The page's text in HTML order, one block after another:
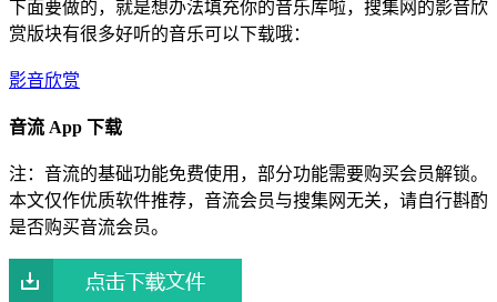
下面要做的，就是想办法填充你的音乐库啦，搜集网的影音欣
赏版块有很多好听的音乐可以下载哦：
影音欣赏
音流 App 下载
注：音流的基础功能免费使用，部分功能需要购买会员解锁。
本文仅作优质软件推荐，音流会员与搜集网无关，请自行斟酌
是否购买音流会员。